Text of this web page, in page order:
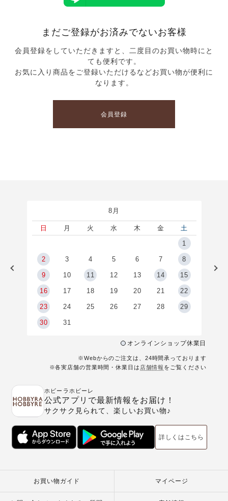
まだご登録がお済みでないお客様
会員登録をしていただきますと、二度目のお買い物時にと
ても便利です。
お気に入り商品をご登録いただけるなどお買い物が便利に
なります。
会員登録
8月
日 月 火 水 木 金
土
1
2 3 4 5 6 7 8
9 10 11 12 13 14 15
16 17 18 19 20 21 22
23 24 25 26 27 28 29
30 31
オンラインショップ休業日
※Webからのご注文は、24時間承っております
※各実店舗の営業時間・休業日は 店舗情報 をご覧ください
ホビーラホビーレ
公式アプリで最新情報をお届け！
サクサク見られて、楽しいお買い物♪
詳しくはこちら
お買い物ガイド マイページ